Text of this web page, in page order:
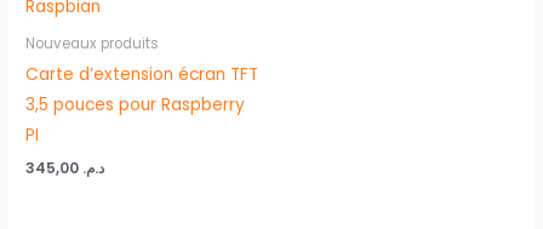
Nouveaux produits
Carte d’extension écran TFT
3,5 pouces pour Raspberry
PI
د.م.